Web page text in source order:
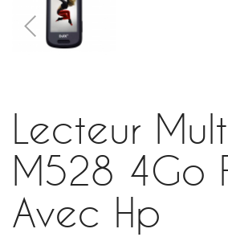
Lecteur
M528 4Go
Avec Hp